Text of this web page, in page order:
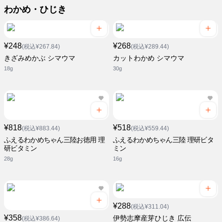
わかめ・ひじき
¥248(税込¥267.84)
きざみめかぶ シマウマ
18g
¥268(税込¥289.44)
カットわかめ シマウマ
30g
¥818(税込¥883.44)
ふえるわかめちゃん三陸お徳用 理
研ビタミン
28g
¥518(税込¥559.44)
ふえるわかめちゃん三陸 理研ビタ
ミン
16g
¥358(税込¥386.64)
¥288(税込¥311.04)
伊勢志摩産芽ひじき 広伝